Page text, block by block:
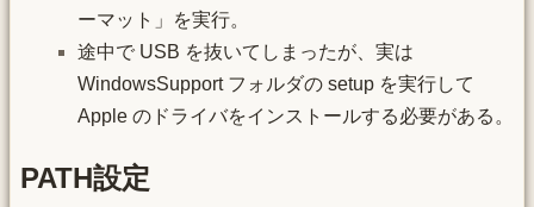
ーマット」を実行。
途中で USB を抜いてしまったが、実は
WindowsSupport フォルダの setup を実行して
Apple のドライバをインストールする必要がある。
PATH設定